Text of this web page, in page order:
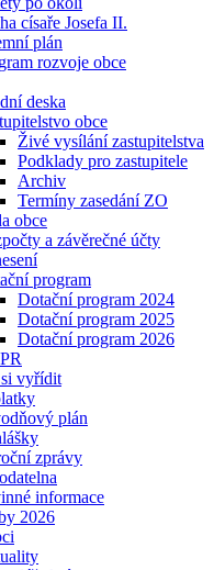
císaře Josefa II.
plán
rozvoje obce
deska
obce
Živé vysílání zastupitelstva
Podklady pro zastupitele
Archiv
Termíny zasedání ZO
obce
a závěrečné účty
program
Dotační program 2024
Dotační program 2025
Dotační program 2026
vyřídit
plán
zprávy
informace
2026